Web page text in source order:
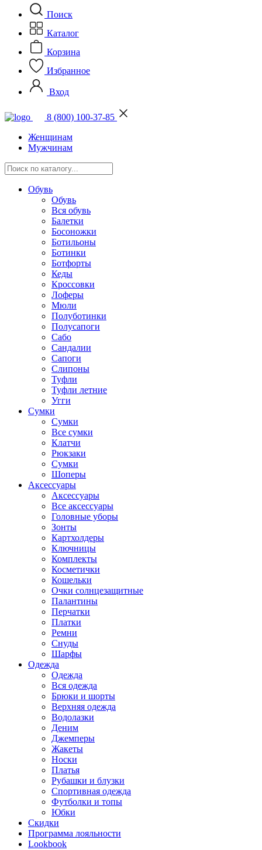
Поиск
Каталог
Корзина
Избранное
Вход
8 (800) 100-37-85
Женщинам
Мужчинам
Обувь
Обувь
Вся обувь
Балетки
Босоножки
Ботильоны
Ботинки
Ботфорты
Кеды
Кроссовки
Лоферы
Мюли
Полуботинки
Полусапоги
Сабо
Сандалии
Сапоги
Слипоны
Туфли
Туфли летние
Угги
Сумки
Сумки
Все сумки
Клатчи
Рюкзаки
Сумки
Шоперы
Аксессуары
Аксессуары
Все аксессуары
Головные уборы
Зонты
Картхолдеры
Ключницы
Комплекты
Косметички
Кошельки
Очки солнцезащитные
Палантины
Перчатки
Платки
Ремни
Снуды
Шарфы
Одежда
Одежда
Вся одежда
Брюки и шорты
Верхняя одежда
Водолазки
Деним
Джемперы
Жакеты
Носки
Платья
Рубашки и блузки
Спортивная одежда
Футболки и топы
Юбки
Скидки
Программа лояльности
Lookbook